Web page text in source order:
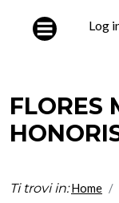
Log
FLORES
Ti trovi in: Home